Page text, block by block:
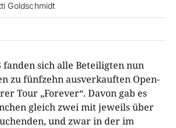
Goldschmidt
fanden sich alle Beteiligten nun
zu fünfzehn ausverkauften Open-
Tour „Forever“. Davon gab es
gleich zwei mit jeweils über
und zwar in der im